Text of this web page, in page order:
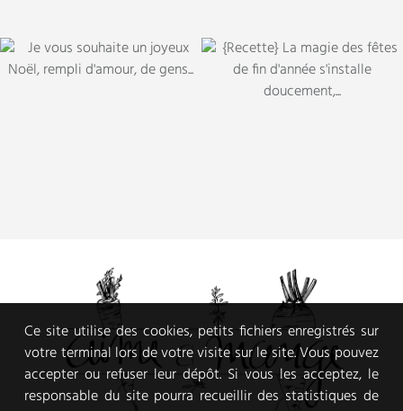
Ce site utilise des cookies, petits fichiers enregistrés sur
votre terminal lors de votre visite sur le site. Vous pouvez
accepter ou refuser leur dépôt. Si vous les acceptez, le
responsable du site pourra recueillir des statistiques de